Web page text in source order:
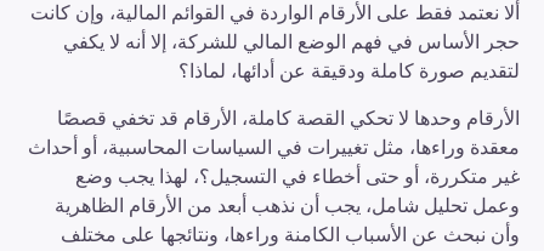
ألا نعتمد فقط على الأرقام الواردة في القوائم المالية، وإن كانت
حجر الأساس في فهم الوضع المالي للشركة، إلا أنه لا يكفي
لتقديم صورة كاملة ودقيقة عن أدائها، لماذا؟
الأرقام وحدها لا تحكي القصة كاملة، الأرقام قد تخفي قصصًا
معقدة وراءها، مثل تغييرات في السياسات المحاسبية، أو أحداث
غير متكررة، أو حتى أخطاء في التسجيل؟، لهذا يجب وضع
وعمل تحليل شامل، يجب أن نذهب أبعد من الأرقام الظاهرية
وأن نبحث عن الأسباب الكامنة وراءها، ونتائجها على مختلف